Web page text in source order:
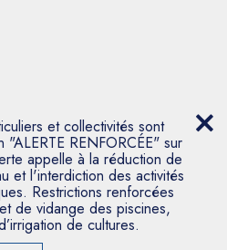
et collectivités sont
RENFORCÉE" sur
appelle à la réduction de
et l'interdiction des activités
Restrictions renforcées
de vidange des piscines,
de cultures.